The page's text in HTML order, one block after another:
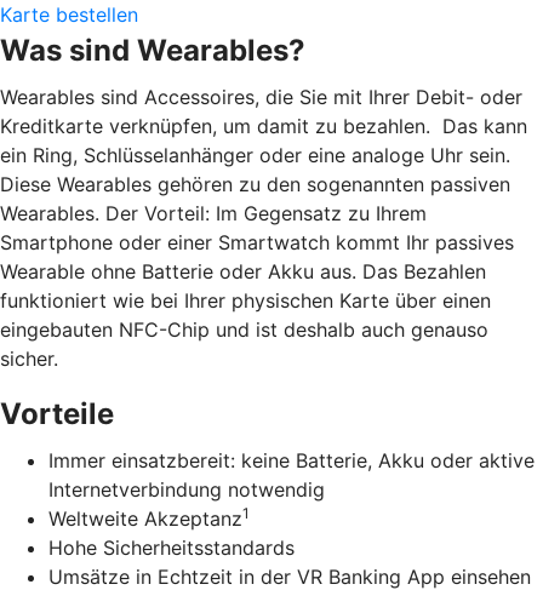
Karte bestellen
Was sind Wearables?
Wearables sind Accessoires, die Sie mit Ihrer Debit- oder
Kreditkarte verknüpfen, um damit zu bezahlen. Das kann
ein Ring, Schlüsselanhänger oder eine analoge Uhr sein.
Diese Wearables gehören zu den sogenannten passiven
Wearables. Der Vorteil: Im Gegensatz zu Ihrem
Smartphone oder einer Smartwatch kommt Ihr passives
Wearable ohne Batterie oder Akku aus. Das Bezahlen
funktioniert wie bei Ihrer physischen Karte über einen
eingebauten NFC-Chip und ist deshalb auch genauso
sicher.
Vorteile
Immer einsatzbereit: keine Batterie, Akku oder aktive
Internetverbindung notwendig
Weltweite Akzeptanz1
Hohe Sicherheitsstandards
Umsätze in Echtzeit in der VR Banking App einsehen